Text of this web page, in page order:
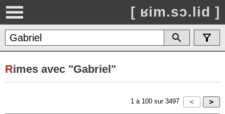
[ ʁim.sɔ.lid ]
Rimes avec "Gabriel"
1 à 100 sur 3497